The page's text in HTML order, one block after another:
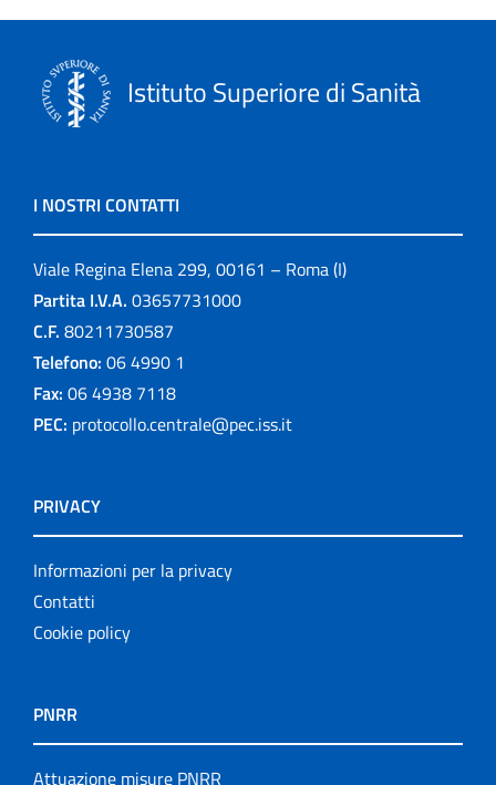
Istituto Superiore di Sanità
I NOSTRI CONTATTI
Viale Regina Elena 299, 00161 – Roma (I)
Partita I.V.A. 03657731000
C.F. 80211730587
Telefono: 06 4990 1
Fax: 06 4938 7118
PEC: protocollo.centrale@pec.iss.it
PRIVACY
Informazioni per la privacy
Contatti
Cookie policy
PNRR
Attuazione misure PNRR